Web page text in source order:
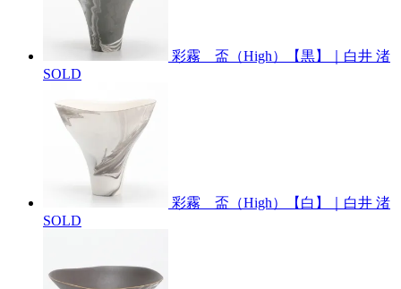
彩霧 盃（High）【黒】｜白井 渚
SOLD
彩霧 盃（High）【白】｜白井 渚
SOLD